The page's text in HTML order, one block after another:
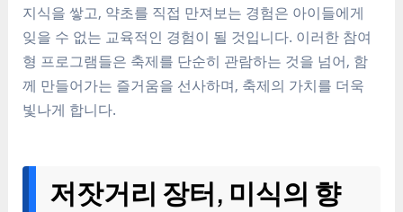
지식을 쌓고, 약초를 직접 만져보는 경험은 아이들에게
잊을 수 없는 교육적인 경험이 될 것입니다. 이러한 참여
형 프로그램들은 축제를 단순히 관람하는 것을 넘어, 함
께 만들어가는 즐거움을 선사하며, 축제의 가치를 더욱
빛나게 합니다.
저잣거리 장터, 미식의 향